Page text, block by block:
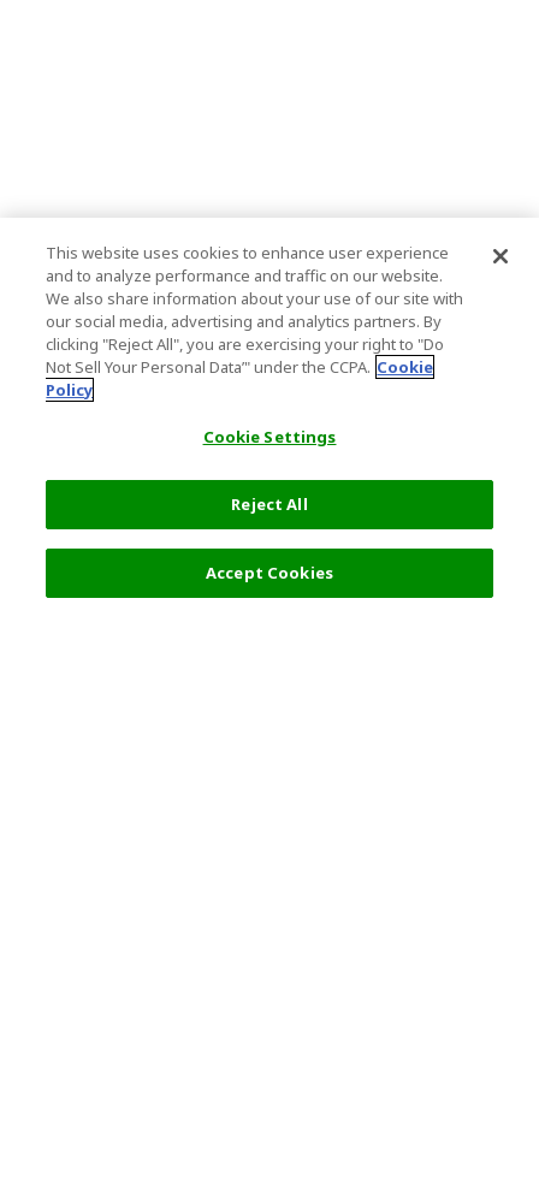
This website uses cookies to enhance user experience
and to analyze performance and traffic on our website.
We also share information about your use of our site with
our social media, advertising and analytics partners. By
clicking "Reject All", you are exercising your right to "Do
Not Sell Your Personal Data’" under the CCPA. Cookie
Policy
Cookie Settings
Reject All
Accept Cookies